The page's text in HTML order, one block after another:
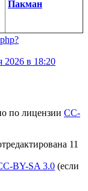
Пакман
2026 в 18:20
по лицензии CC-
11
BY-SA 3.0 (если